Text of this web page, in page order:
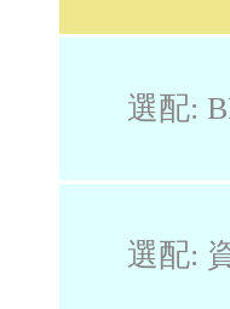
選配:
選配: 資